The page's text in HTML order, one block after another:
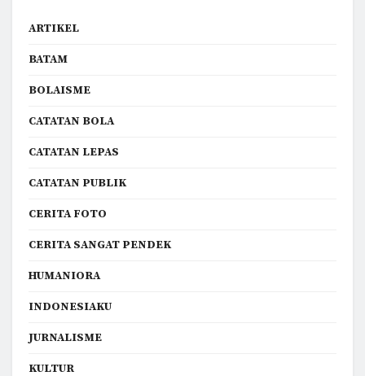
ARTIKEL
BATAM
BOLAISME
CATATAN BOLA
CATATAN LEPAS
CATATAN PUBLIK
CERITA FOTO
CERITA SANGAT PENDEK
HUMANIORA
INDONESIAKU
JURNALISME
KULTUR